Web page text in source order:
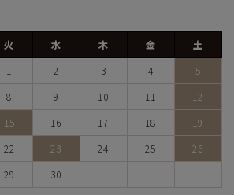
火 水 木 金
土
1
2 3 4
5
8 9 10 11
12
15 16 17 18
19
22 23 24 25
26
29 30